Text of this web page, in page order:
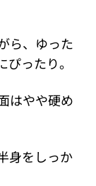
ら、ゆった
ったり。
はやや硬め
身をしっか